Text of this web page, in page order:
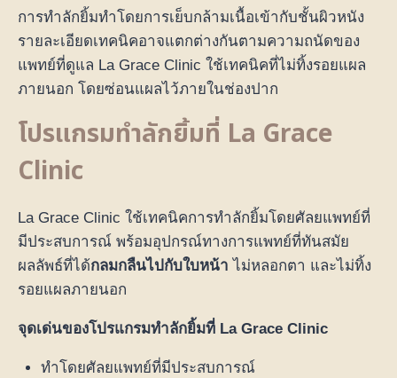
การทำลักยิ้มทำโดยการเย็บกล้ามเนื้อเข้ากับชั้นผิวหนัง
รายละเอียดเทคนิคอาจแตกต่างกันตามความถนัดของ
แพทย์ที่ดูแล La Grace Clinic ใช้เทคนิคที่ไม่ทิ้งรอยแผล
ภายนอก โดยซ่อนแผลไว้ภายในช่องปาก
โปรแกรมทำลักยิ้มที่ La Grace
Clinic
La Grace Clinic ใช้เทคนิคการทำลักยิ้มโดยศัลยแพทย์ที่
มีประสบการณ์ พร้อมอุปกรณ์ทางการแพทย์ที่ทันสมัย
ผลลัพธ์ที่ได้กลมกลืนไปกับใบหน้า ไม่หลอกตา และไม่ทิ้ง
รอยแผลภายนอก
จุดเด่นของโปรแกรมทำลักยิ้มที่ La Grace Clinic
ทำโดยศัลยแพทย์ที่มีประสบการณ์